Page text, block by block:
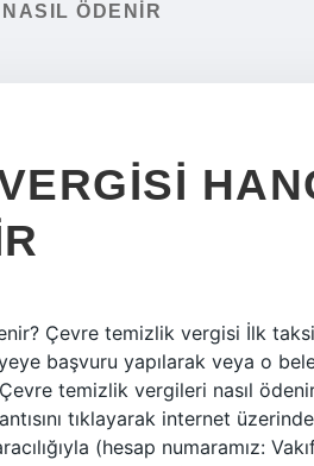
ÖDENIR
Çevre temizlik vergisi İlk
başvuru yapılarak veya o
temizlik vergileri nasıl
tıklayarak internet
(hesap numaramız: